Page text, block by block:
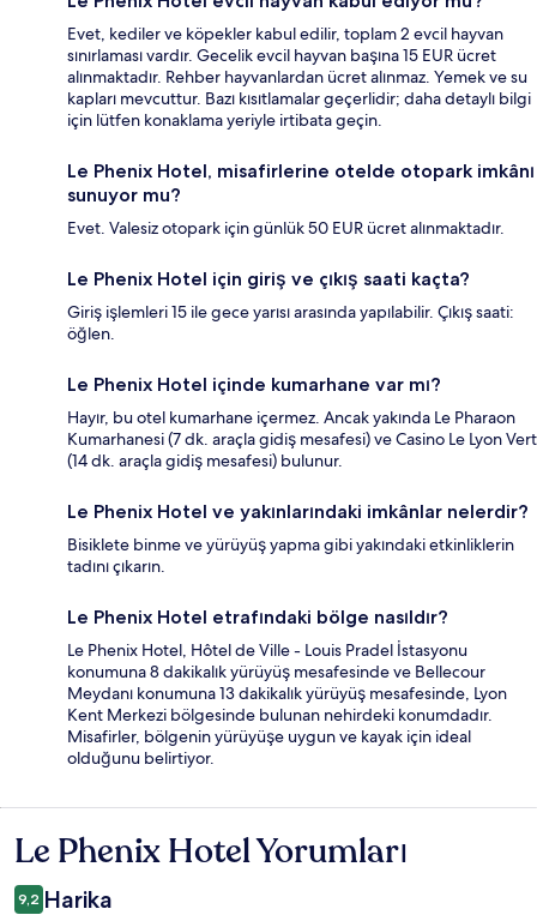
Evet, kediler ve köpekler kabul edilir, toplam 2 evcil hayvan
sınırlaması vardır. Gecelik evcil hayvan başına 15 EUR ücret
alınmaktadır. Rehber hayvanlardan ücret alınmaz. Yemek ve su
kapları mevcuttur. Bazı kısıtlamalar geçerlidir; daha detaylı bilgi
için lütfen konaklama yeriyle irtibata geçin.
Le Phenix Hotel, misafirlerine otelde otopark imkânı
sunuyor mu?
Evet. Valesiz otopark için günlük 50 EUR ücret alınmaktadır.
Le Phenix Hotel için giriş ve çıkış saati kaçta?
Giriş işlemleri 15 ile gece yarısı arasında yapılabilir. Çıkış saati:
öğlen.
Le Phenix Hotel içinde kumarhane var mı?
Hayır, bu otel kumarhane içermez. Ancak yakında Le Pharaon
Kumarhanesi (7 dk. araçla gidiş mesafesi) ve Casino Le Lyon Vert
(14 dk. araçla gidiş mesafesi) bulunur.
Le Phenix Hotel ve yakınlarındaki imkânlar nelerdir?
Bisiklete binme ve yürüyüş yapma gibi yakındaki etkinliklerin
tadını çıkarın.
Le Phenix Hotel etrafındaki bölge nasıldır?
Le Phenix Hotel, Hôtel de Ville - Louis Pradel İstasyonu
konumuna 8 dakikalık yürüyüş mesafesinde ve Bellecour
Meydanı konumuna 13 dakikalık yürüyüş mesafesinde, Lyon
Kent Merkezi bölgesinde bulunan nehirdeki konumdadır.
Misafirler, bölgenin yürüyüşe uygun ve kayak için ideal
olduğunu belirtiyor.
Yorumlar
Le Phenix Hotel Yorumları
9,2 Harika